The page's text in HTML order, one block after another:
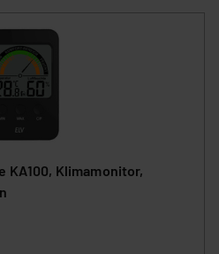
KA100, Klimamonitor,